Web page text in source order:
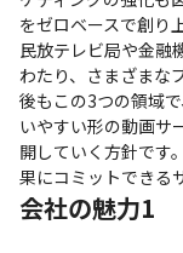
をゼロベースで創り
民放テレビ局や金融
わたり、さまざまな
後もこの3つの領域
いやすい形の動画サ
開していく方針です
果にコミットできる
会社の魅力1